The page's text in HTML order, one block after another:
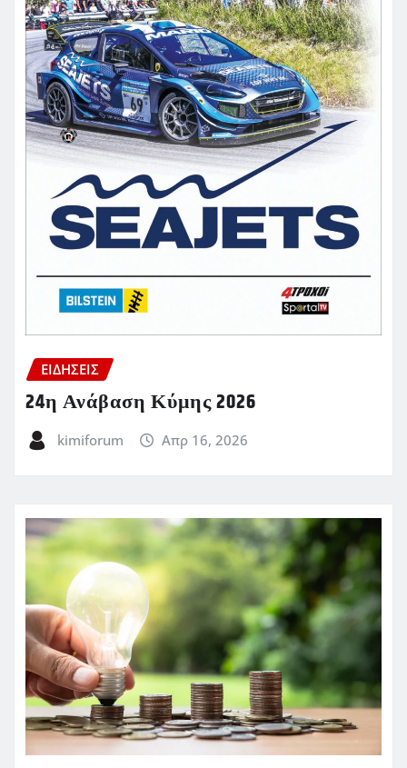
ΕΙΔΗΣΕΙΣ
24η Ανάβαση Κύμης 2026
kimiforum Απρ 16, 2026